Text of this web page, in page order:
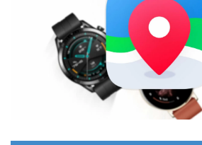
Plataformas
streaming
Operadores
y